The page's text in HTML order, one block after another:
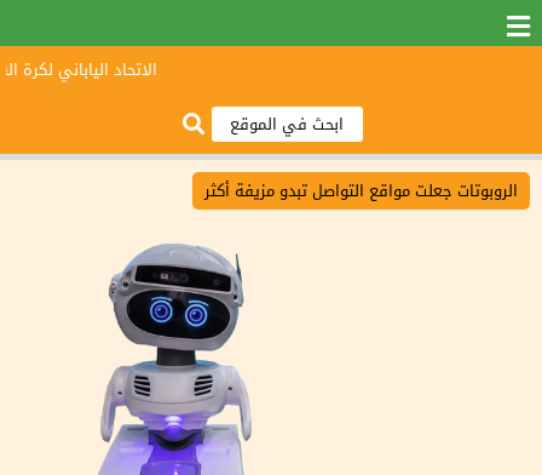
الاتحاد الياباني لكرة
الروبوتات جعلت مواقع التواصل تبدو مزيفة أكثر